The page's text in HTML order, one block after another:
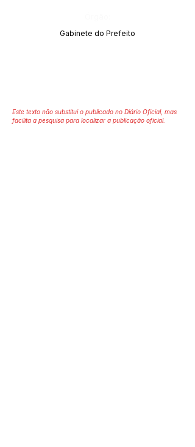
Gabinete do Prefeito
Este texto não substitui o publicado no Diário Oficial, mas
facilita a pesquisa para localizar a publicação oficial.